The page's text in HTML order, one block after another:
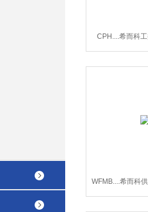
CPH....希而科
CPH系
WFMB....希而科
芯